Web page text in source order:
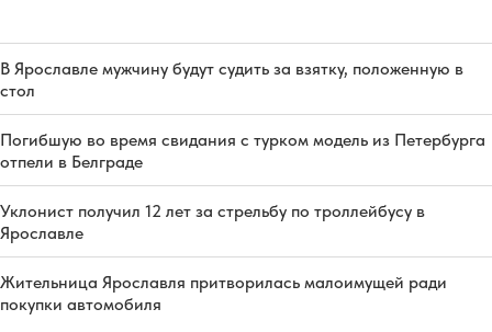
В Ярославле мужчину будут судить за взятку, положенную в
стол
Погибшую во время свидания с турком модель из Петербурга
отпели в Белграде
Уклонист получил 12 лет за стрельбу по троллейбусу в
Ярославле
Жительница Ярославля притворилась малоимущей ради
покупки автомобиля